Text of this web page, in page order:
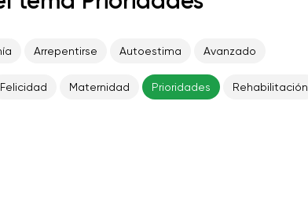
Arrepentirse Autoestima Avanzado
Felicidad Maternidad Prioridades Rehabilitación